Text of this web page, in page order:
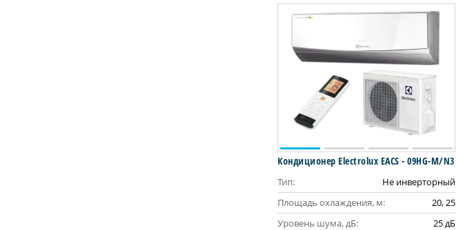
Кондиционер Electrolux EACS - 09HG-M/N3
Тип:
Не инверторный
Площадь охлаждения, м:
20, 25
Уровень шума, дБ:
25 дБ